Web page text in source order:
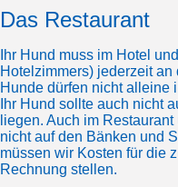
Das Restaurant
Ihr Hund muss im Hotel und
Hotelzimmers) jederzeit
Hunde dürfen nicht alleine
Ihr Hund sollte auch nicht
liegen. Auch im
nicht auf den Bänken und
müssen wir Kosten für die
Rechnung stellen.